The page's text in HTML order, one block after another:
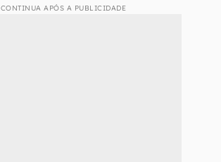
CONTINUA APÓS A PUBLICIDADE